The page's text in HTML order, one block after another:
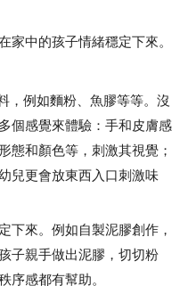
中的孩子情緒穩定下來。
例如麵粉、魚膠等等。沒
個感覺來體驗：手和皮膚感
態和顏色等，刺激其視覺；
兒更會放東西入口刺激味
來。例如自製泥膠創作，
子親手做出泥膠，切切粉
感都有幫助。